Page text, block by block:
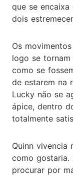
que se
dois
Os
logo se tornam
como se
de estarem na
Lucky não se
ápice, dentro
totalmente
Quinn vivencia
como gostaria.
procurar por